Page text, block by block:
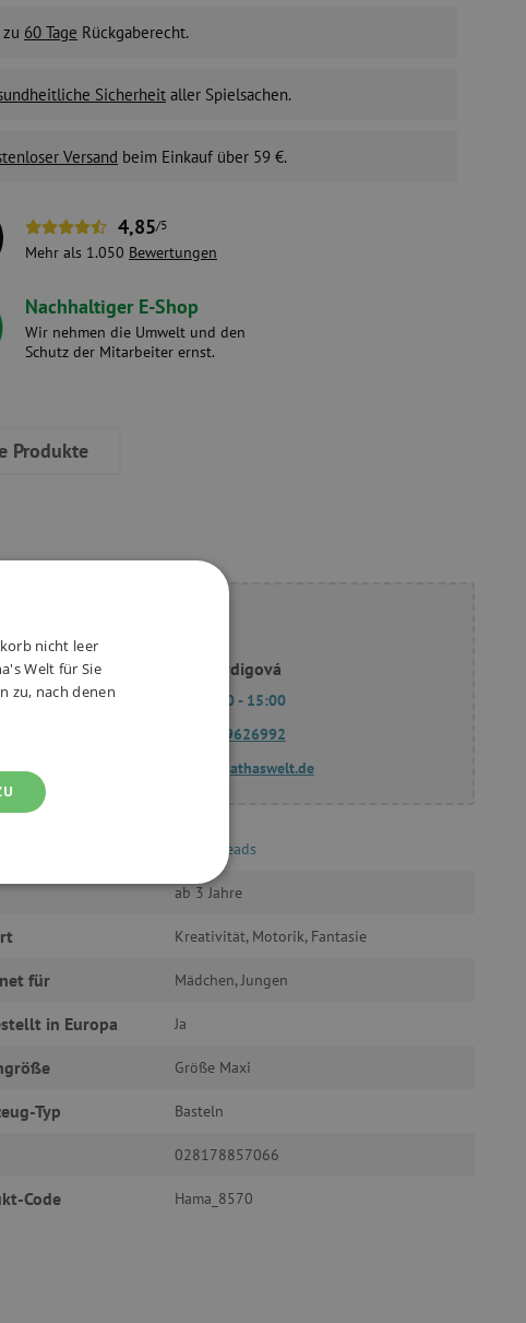
60 Tage Rückgaberecht.
Sicherheit aller Spielsachen.
Versand beim Einkauf über 59 €.
4,85/5
Mehr als 1.050 Bewertungen
Nachhaltiger E-Shop
Wir nehmen die Umwelt und den
Schutz der Mitarbeiter ernst.
Produkte
Slavomíra Bordigová
Mo - Fr 9:00 - 15:00
(+49) 175 9626992
fragen@agathaswelt.de
HAMA beads
ab 3 Jahre
Kreativität, Motorik, Fantasie
für Mädchen, Jungen
in Europa Ja
Größe Maxi
Typ Basteln
028178857066
Code Hama_8570
nicht leer
Welt für Sie
zu, nach denen
und die Kontoverwaltung.
používaný k udržování
um zwischen Menschen